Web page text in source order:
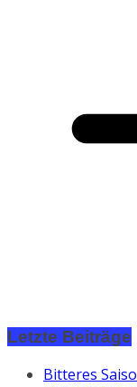
Letzte Beiträge
Bitteres